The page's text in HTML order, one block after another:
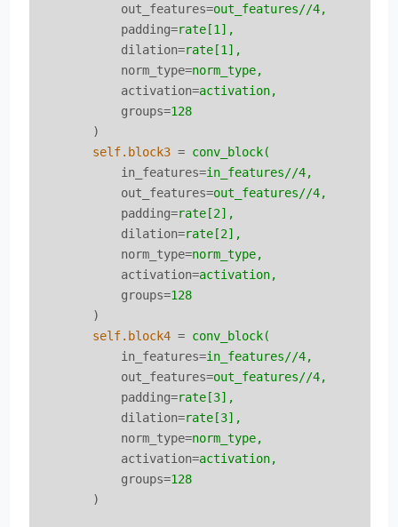
out_features=out_features//4,
padding=rate[1],
dilation=rate[1],
norm_type=norm_type,
activation=activation,
groups=128
)
self.block3 = conv_block(
in_features=in_features//4,
out_features=out_features//4,
padding=rate[2],
dilation=rate[2],
norm_type=norm_type,
activation=activation,
groups=128
)
self.block4 = conv_block(
in_features=in_features//4,
out_features=out_features//4,
padding=rate[3],
dilation=rate[3],
norm_type=norm_type,
activation=activation,
groups=128
)